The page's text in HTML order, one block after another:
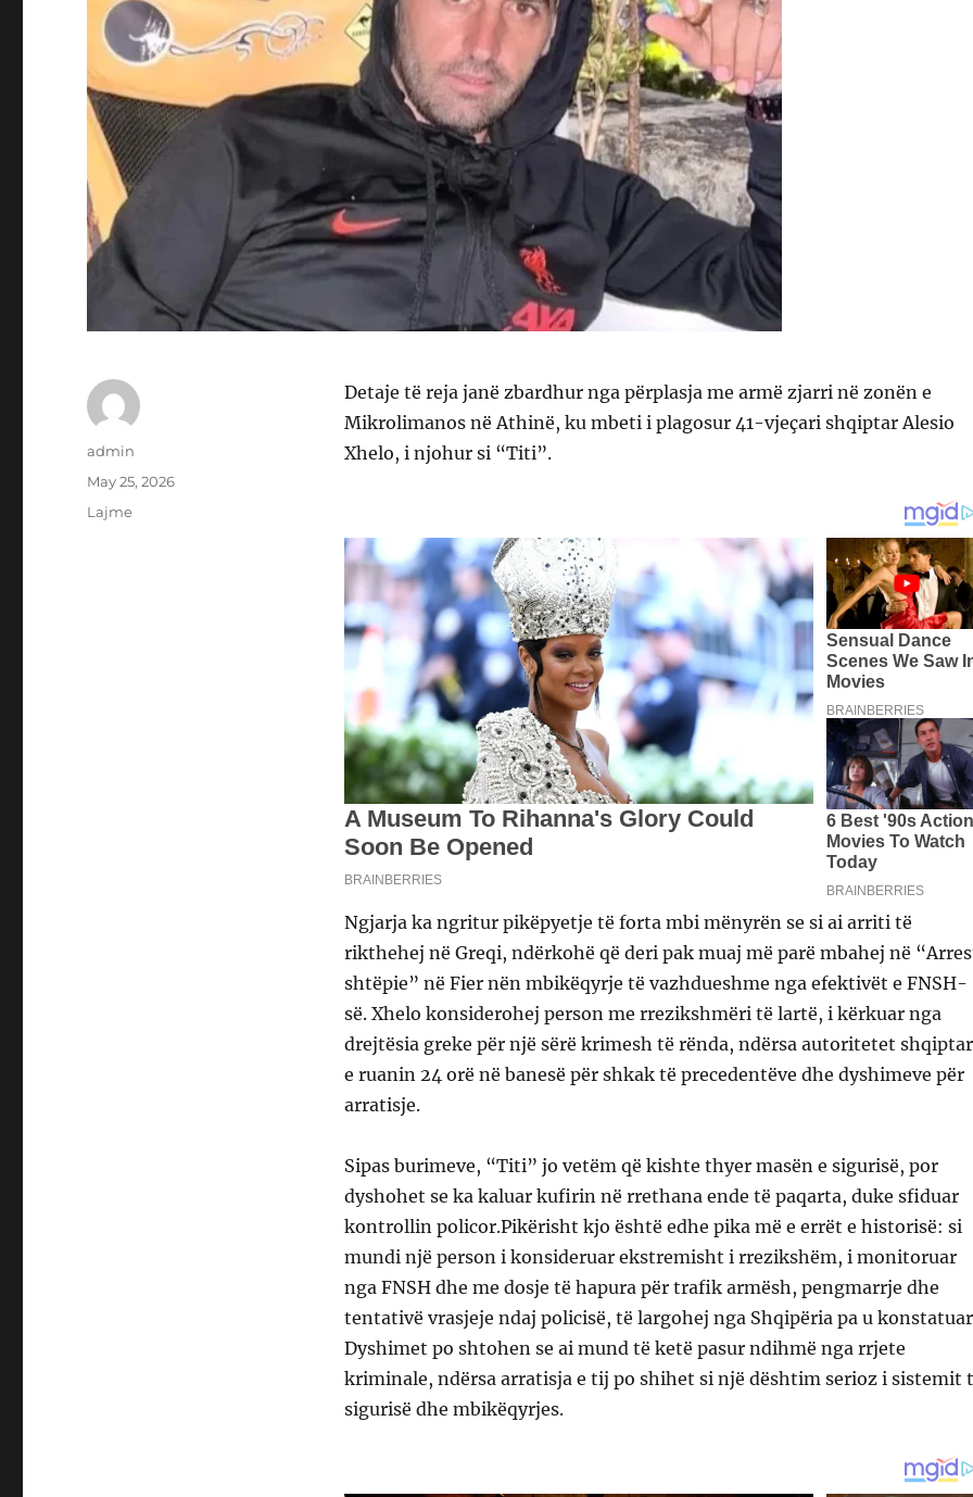
Detaje të reja janë zbardhur nga përplasja me armë zjarri në zonën e
Mikrolimanos në Athinë, ku mbeti i plagosur 41-vjeçari shqiptar Alesio
Xhelo, i njohur si “Titi”.
Ngjarja ka ngritur pikëpyetje të forta mbi mënyrën se si ai arriti të
rikthehej në Greqi, ndërkohë që deri pak muaj më parë mbahej në
shtëpie” në Fier nën mbikëqyrje të vazhdueshme nga efektivët e FNSH-
së. Xhelo konsiderohej person me rrezikshmëri të lartë, i kërkuar nga
drejtësia greke për një sërë krimesh të rënda, ndërsa autoritetet
e ruanin 24 orë në banesë për shkak të precedentëve dhe dyshimeve për
arratisje.
Sipas burimeve, “Titi” jo vetëm që kishte thyer masën e sigurisë, por
dyshohet se ka kaluar kufirin në rrethana ende të paqarta, duke sfiduar
kontrollin policor.Pikërisht kjo është edhe pika më e errët e historisë: si
mundi një person i konsideruar ekstremisht i rrezikshëm, i monitoruar
nga FNSH dhe me dosje të hapura për trafik armësh, pengmarrje dhe
tentativë vrasjeje ndaj policisë, të largohej nga Shqipëria pa u
Dyshimet po shtohen se ai mund të ketë pasur ndihmë nga rrjete
kriminale, ndërsa arratisja e tij po shihet si një dështim serioz i sistemit
sigurisë dhe mbikëqyrjes.
Author
admin
Posted
May 25, 2026
Categories
Lajme